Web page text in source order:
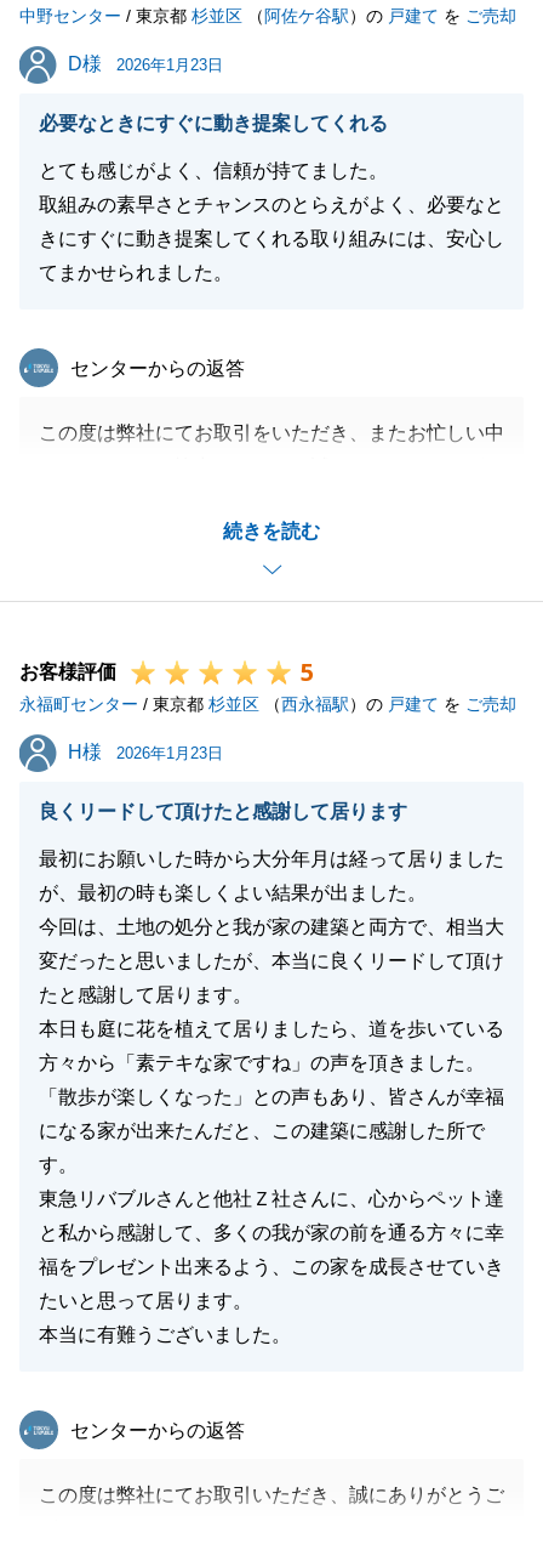
ご紹介等もお持ちしておりますので、何卒よろしくお
願いいたします。
中野センター / 東京都 杉並区 （ 阿佐ケ谷駅）の 戸建て を ご売却
D様
D様 2026年1月23日
必要なときにすぐに動き提案してくれる
とても感じがよく、信頼が持てました。
取組みの素早さとチャンスのとらえがよく、必要なと
きにすぐに動き提案してくれる取り組みには、安心し
てまかせられました。
続きを読む
東急リバブル
センターからの返答
この度は弊社にてお取引をいただき、またお忙しい中
いつも快くご対応頂きましてありがとうございまし
た。D様の担当としてご売却のお手伝いに携わる事が
出来て大変嬉しく思っております。
是非ご連絡を頂戴できればと思っております。
私共々、今後とも弊社を末永くご愛顧賜りますよう、
お願い申し上げます。
閉じる
お客様評価 5
永福町センター / 東京都 杉並区 （西永福駅）の 戸建て を ご売却
H様
H様 2026年1月23日
良くリードして頂けたと感謝して居ります
最初にお願いした時から大分年月は経って居りました
が、最初の時も楽しくよい結果が出ました。
今回は、土地の処分と我が家の建築と両方で、相当大
変だったと思いましたが、本当に良くリードして頂け
たと感謝して居ります。
本日も庭に花を植えて居りましたら、道を歩いている
方々から「素テキな家ですね」の声を頂きました。
「散歩が楽しくなった」との声もあり、皆さんが幸福
になる家が出来たんだと、この建築に感謝した所で
す。
東急リバブルさんと他社Ｚ社さんに、心からペット達
と私から感謝して、多くの我が家の前を通る方々に幸
福をプレゼント出来るよう、この家を成長させていき
たいと思って居ります。
本当に有難うございました。
東急リバブル
センターからの返答
この度は弊社にてお取引いただき、誠にありがとうご